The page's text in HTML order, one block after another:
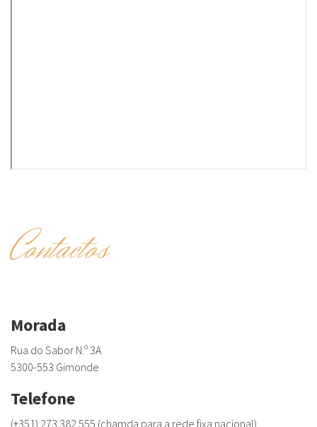
Contactos
Morada
Rua do Sabor N.º 3A
5300-553 Gimonde
Telefone
(+351) 273 382 555 (chamda para a rede fixa nacional)